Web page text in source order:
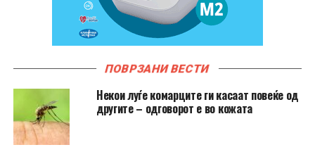
ПОВРЗАНИ ВЕСТИ
Hекои луѓе комарците ги касаат повеќе од
другите – одговорот е во кожата